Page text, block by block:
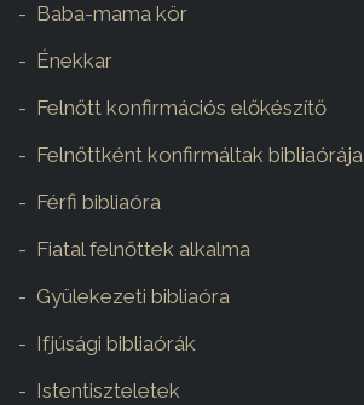
Baba-mama kör
Énekkar
Felnőtt konfirmációs előkészítő
Felnőttként konfirmáltak bibliaórája
Férfi bibliaóra
Fiatal felnőttek alkalma
Gyülekezeti bibliaóra
Ifjúsági bibliaórák
Istentiszteletek